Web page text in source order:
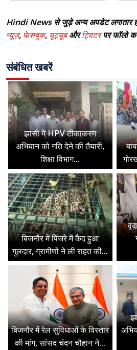
Hindi News से जुड़े अन्य अपडेट लगातार
न्यूज़, फेसबुक, यूट्यूबऔरट्विटरपर फॉलो
संबंधित खबरें
झांसी में HPV टीकाकरण
अभियान को गति देने की तैयारी,
शिक्षा विभाग...
बिजनौर में पिंजरे में कैद हुआ
गुलदार, ग्रामीणों ने ली राहत की...
बिजनौर में रेल सुविधाओं के विस्तार
की मांग, सांसद चंदन चौहान ने...